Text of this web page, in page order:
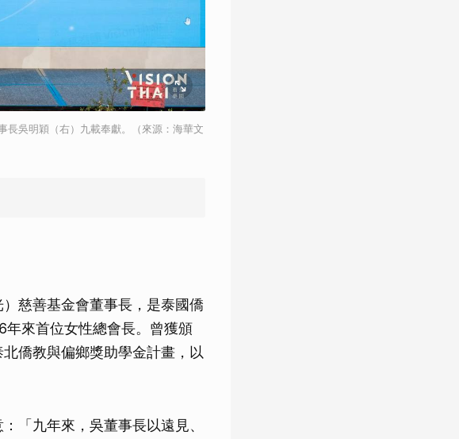
長吳明穎（右）九載奉獻。（來源：海華文
慈善基金會董事長，是泰國僑
來首位女性總會長。曾獲頒
僑教與偏鄉獎助學金計畫，以
「九年來，吳董事長以遠見、